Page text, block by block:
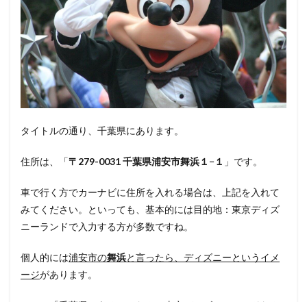
千
葉
県
に
あ
り
ま
す
【
問
千
葉
県
に
の
に
タイトルの通り、千葉県にあります。
住所は、「〒279-0031 千葉県浦安市舞浜１−１ 」です。
車で行く方でカーナビに住所を入れる場合は、上記を入れて
みてください。といっても、基本的には目的地：東京ディズ
ニーランドで入力する方が多数ですね。
個人的には浦安市の舞浜と言ったら、ディズニーというイメ
ージがあります。